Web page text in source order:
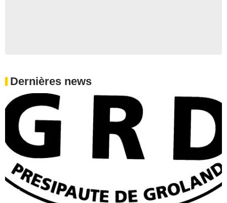
Dernières news